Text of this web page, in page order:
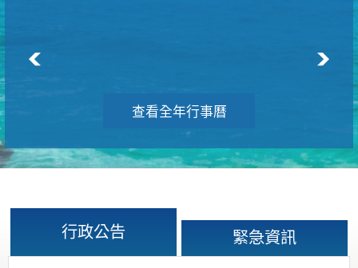
查看全年行事曆
行政公告 緊急資訊